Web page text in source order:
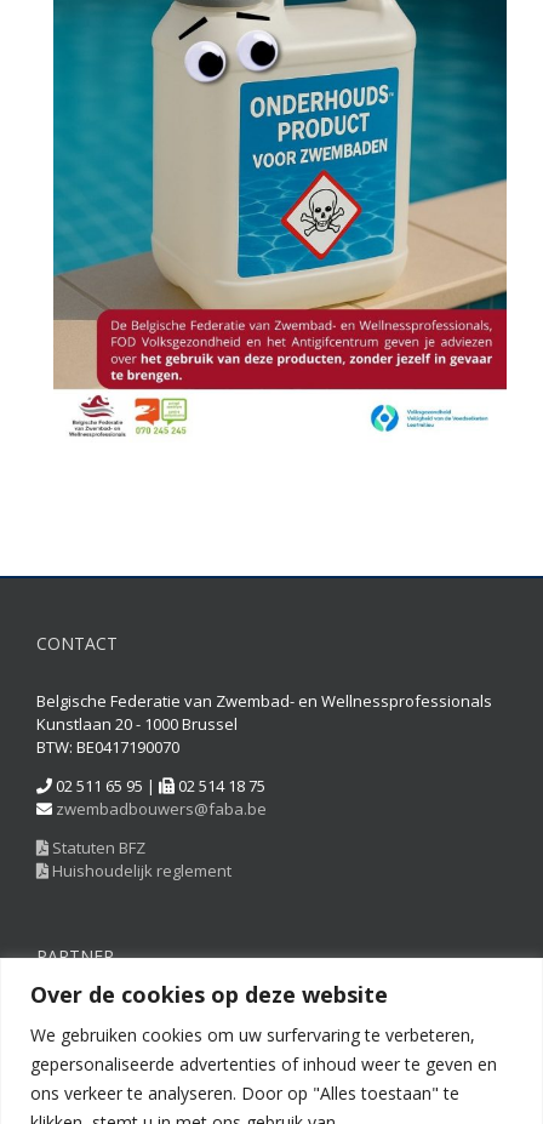
Over de cookies op deze website
We gebruiken cookies om uw surfervaring te verbeteren,
gepersonaliseerde advertenties of inhoud weer te geven en
ons verkeer te analyseren. Door op "Alles toestaan" te
CONTACT
Belgische Federatie van Zwembad- en Wellnessprofessionals
Kunstlaan 20 - 1000 Brussel
BTW: BE0417190070
02 511 65 95 |
02 514 18 75
zwembadbouwers@faba.be
Statuten BFZ
Huishoudelijk reglement
PARTNER